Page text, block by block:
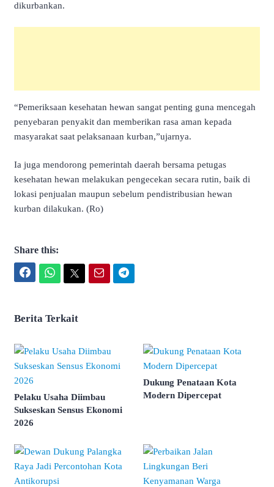
dikurbankan.
“Pemeriksaan kesehatan hewan sangat penting guna mencegah
penyebaran penyakit dan memberikan rasa aman kepada
masyarakat saat pelaksanaan kurban,”ujarnya.
Ia juga mendorong pemerintah daerah bersama petugas
kesehatan hewan melakukan pengecekan secara rutin, baik di
lokasi penjualan maupun sebelum pendistribusian hewan
kurban dilakukan. (Ro)
Share this:
Berita Terkait
Pelaku Usaha Diimbau
Sukseskan Sensus Ekonomi
2026
Dukung Penataan Kota
Modern Dipercepat